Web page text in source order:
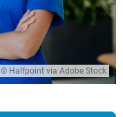
© Halfpoint via Adobe Stock